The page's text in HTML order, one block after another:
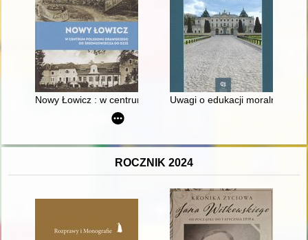
Nowy Łowicz : w centrum poligonu drawskiego od
Uwagi o edukacji moralnej
ROCZNIK 2024